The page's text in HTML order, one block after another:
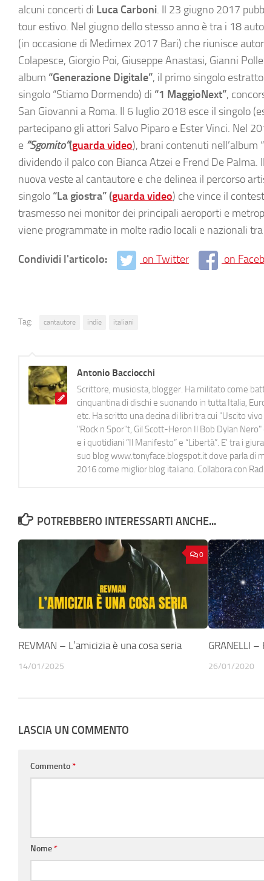
alcuni concerti di Luca Carboni. Il 23 giugno 2017
tour estivo. Nel giugno dello stesso anno è tra i 18
(in occasione di Medimex 2017 Bari) che riunisce
Colapesce, Giorgio Poi, Giuseppe Anastasi, Gianni
album “Generazione Digitale”, il primo singolo
singolo “Stiamo Dormendo) di “1 MaggioNext”,
San Giovanni a Roma. Il 6 luglio 2018 esce il singolo
partecipano gli attori Salvo Piparo e Ester Vinci. Nel
e “Sgomito”(guarda video), brani contenuti nell’album
dividendo il palco con Bianca Atzei e Frend De Palma.
nuova veste al cantautore e che delinea il percorso
singolo “La giostra” (guarda video) che vince il
trasmesso nei monitor dei principali aeroporti e
viene programmate in molte radio locali e nazionali
Condividi l'articolo: on Twitter on
Tag: cantautore indie italiani
Antonio Bacciocchi
Scrittore, musicista, blogger. Ha militato come
cinquantina di dischi e suonando in tutta Italia,
etc. Ha scritto una decina di libri tra cui "Uscito
"Rock n Spor"t, Gil Scott-Heron Il Bob Dylan
e i quotidiani “Il Manifesto” e “Libertà”. E' tra i
suo blog www.tonyface.blogspot.it dove parla di
2016 come miglior blog italiano. Collabora con
POTREBBERO INTERESSARTI ANCHE...
0
REVMAN – L’amicizia è una cosa seria
14/01/2025
GRANELLI
26/01/2020
LASCIA UN COMMENTO
Commento*
Nome*